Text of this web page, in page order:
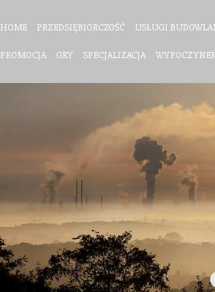
HOME PRZEDSIĘBIORCZOŚĆ USŁUGI
PROMOCJA GRY SPECJALIZACJA